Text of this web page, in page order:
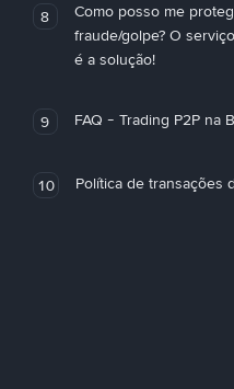
8
Como posso me
fraude/golpe? O
é a solução!
9 FAQ - Trading P2P na
10 Política de transações